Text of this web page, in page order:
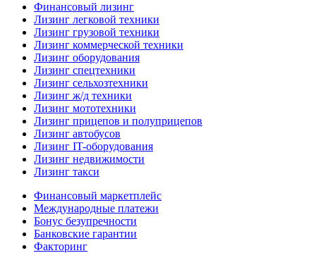
Финансовый лизинг
Лизинг легковой техники
Лизинг грузовой техники
Лизинг коммерческой техники
Лизинг оборудования
Лизинг спецтехники
Лизинг сельхозтехники
Лизинг ж/д техники
Лизинг мототехники
Лизинг прицепов и полуприцепов
Лизинг автобусов
Лизинг IT-оборудования
Лизинг недвижимости
Лизинг такси
Финансовый маркетплейс
Международные платежи
Бонус безупречности
Банковские гарантии
Факторинг